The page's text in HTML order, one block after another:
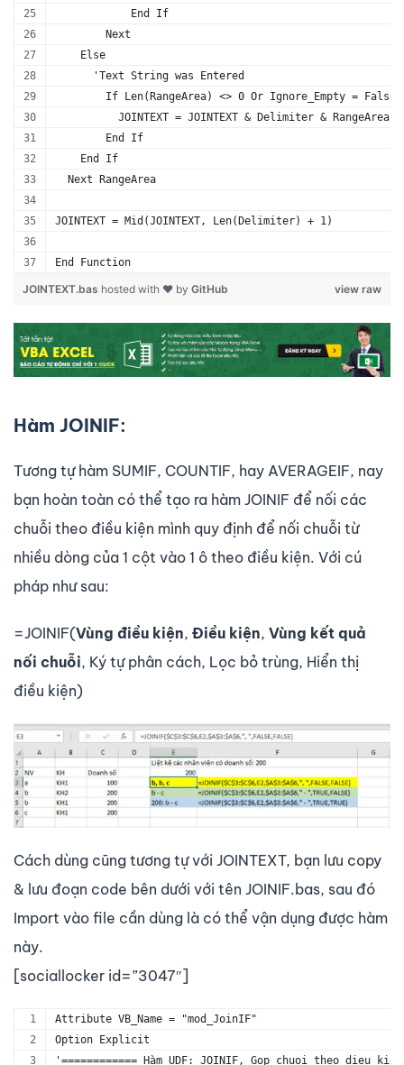
            End If
        Next
    Else
      'Text String was Entered
If Len(RangeArea) <> 0 Or Ignore_Empty = False
          JOINTEXT = JOINTEXT & Delimiter & RangeArea
        End If
    End If
  Next RangeArea
JOINTEXT = Mid(JOINTEXT, Len(Delimiter) + 1)
End Function
view raw
JOINTEXT.bas hosted with ❤ by GitHub
Hàm JOINIF:
Tương tự hàm SUMIF, COUNTIF, hay AVERAGEIF, nay
bạn hoàn toàn có thể tạo ra hàm JOINIF để nối các
chuỗi theo điều kiện mình quy định để nối chuỗi từ
nhiều dòng của 1 cột vào 1 ô theo điều kiện. Với cú
pháp như sau:
=JOINIF(Vùng điều kiện, Điều kiện, Vùng kết quả
nối chuỗi, Ký tự phân cách, Lọc bỏ trùng, Hiển thị
điều kiện)
Cách dùng cũng tương tự với JOINTEXT, bạn lưu copy
& lưu đoạn code bên dưới với tên JOINIF.bas, sau đó
Import vào file cần dùng là có thể vận dụng được hàm
này.
[sociallocker id=”3047″]
Attribute VB_Name = "mod_JoinIF"
Option Explicit
'============ Hàm UDF: JOINIF, Gop chuoi theo dieu kien